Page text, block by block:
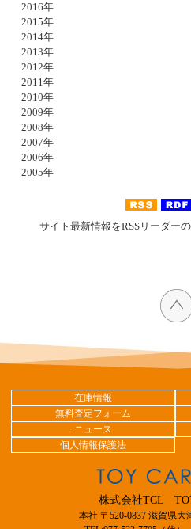
2016年
2015年
2014年
2013年
2012年
2011年
2010年
2009年
2008年
2007年
2006年
2005年
サイト最新情報をRSSリーダー
在庫情報
無料査定フォーム
ニュース
個人情報保護法
株式会社TCL
本社 〒520-0837 滋賀県